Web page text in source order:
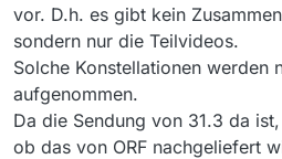
vor. D.h. es gibt kein
sondern nur die Teilvideos.
Solche Konstellationen werden
aufgenommen.
Da die Sendung von 31.3 da
ob das von ORF nachgeliefert